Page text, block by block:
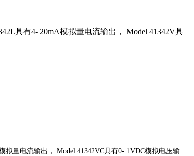
具有4- 20mA模拟量电流输出， Model 41342V具
拟量电流输出，
Model 41342VC具有0- 1VDC模拟电压输